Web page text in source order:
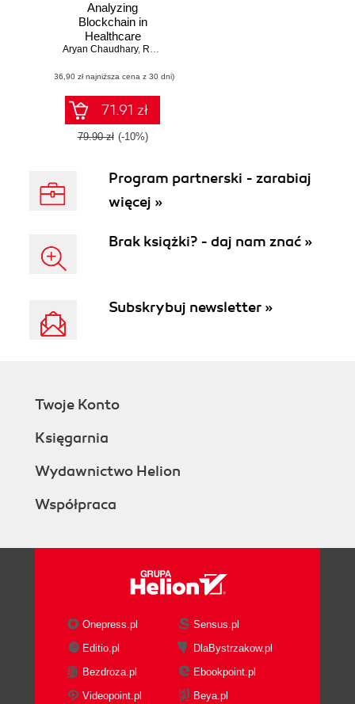
Analyzing
Blockchain in
Healthcare
Aryan Chaudhary, Raman Chadha
(36,90 zł najniższa cena z 30 dni)
71.91 zł
79.90 zł (-10%)
Program partnerski - zarabiaj
więcej »
Brak książki? - daj nam znać »
Subskrybuj newsletter »
Twoje Konto
Księgarnia
Wydawnictwo Helion
Współpraca
Onepress.pl
Sensus.pl
Editio.pl
DlaBystrzakow.pl
Bezdroza.pl
Ebookpoint.pl
Videopoint.pl
Beya.pl